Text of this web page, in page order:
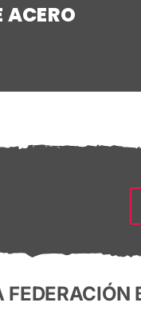
ACERO